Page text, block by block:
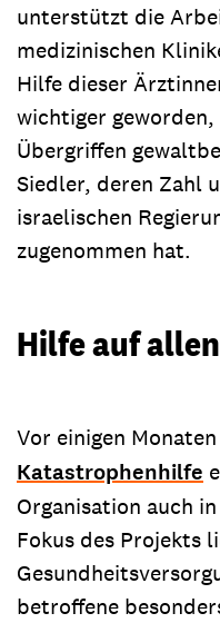
unterstützt die
medizinischen
Hilfe dieser
wichtiger
Übergriffen
Siedler, deren Zahl
israelischen
zugenommen hat.
Hilfe auf
Vor einigen
Katastrophenhilfe
Organisation auch
Fokus des Projekts
betroffene